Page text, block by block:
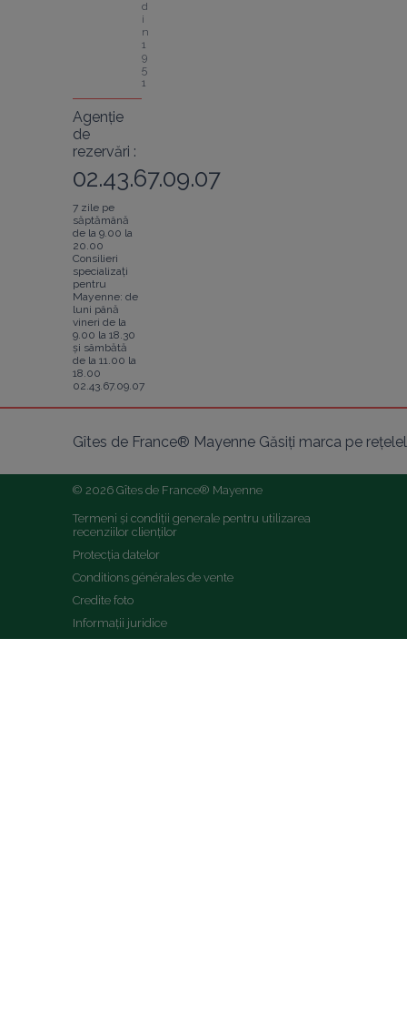
d
i
n
1
9
5
1
Agenție
de
rezervări :
02.43.67.09.07
7 zile pe
săptămână
de la 9.00 la
20.00
Consilieri
specializați
pentru
Mayenne: de
luni până
vineri de la
9.00 la 18.30
și sâmbătă
de la 11.00 la
18.00
02.43.67.09.07
Gîtes de France® Mayenne Găsiți marca pe
© 2026 Gîtes de France® Mayenne
Termeni și condiții generale pentru utilizarea
recenziilor clienților
Protecția datelor
Conditions générales de vente
Credite foto
Informații juridice